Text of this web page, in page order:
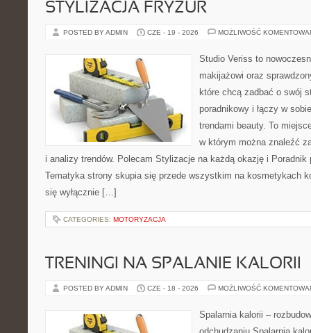
STYLIZACJA FRYZUR
POSTED BY ADMIN CZE - 19 - 2026 MOŻLIWOŚĆ
Studio Veriss to
makijażowi oraz
które chcą zadbać o swój
poradnikowy i łączy w
trendami beauty. To
w którym można znaleźć
i analizy trendów. Polecam Stylizacje na każdą okazję i
Tematyka strony skupia się przede wszystkim na kosmetykach
się wyłącznie […]
CATEGORIES: MOTORYZACJA
TRENINGI NA SPALANIE KALORII
POSTED BY ADMIN CZE - 18 - 2026 MOŻLIWOŚĆ
Spalarnia kalorii –